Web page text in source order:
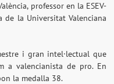
professor en la ESEV-
de la Universitat Valenciana
i gran intel·lectual que
a valencianista de pro. En
la medalla 38.